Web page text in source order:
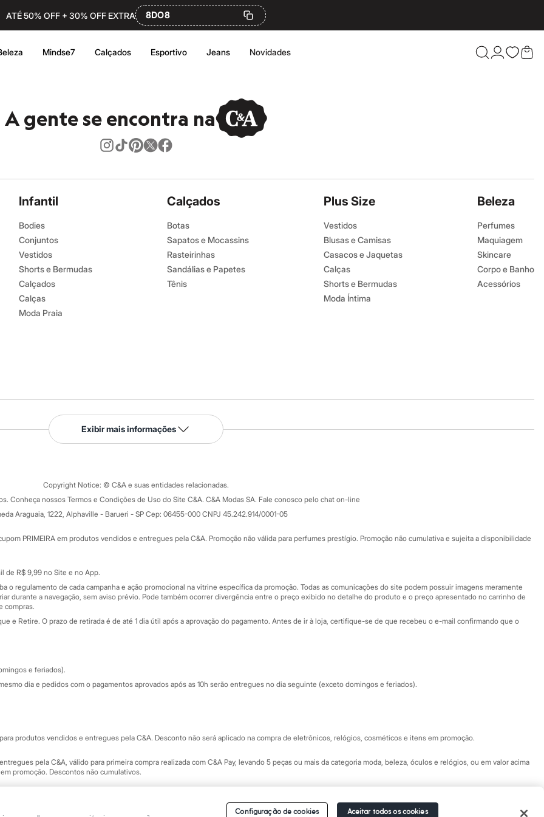
ATÉ 50% OFF + 30% OFF EXTRA 8DO8
Mindse7 Calçados Esportivo Jeans Novidades
Confira
A gente se encontra na
Infantil
Bodies
Conjuntos
Vestidos
Shorts e Bermudas
Calçados
Calças
Moda Praia
Calçados
Botas
Sapatos e Mocassins
Rasteirinhas
Sandálias e Papetes
Tênis
Plus Size
Vestidos
Blusas e Camisas
Casacos e Jaquetas
Calças
Shorts e Bermudas
Moda Íntima
Beleza
Perfumes
Maquiagem
Skincare
Corpo e Banho
Acessórios
Serviços
Tipos de serviços
Formas de pagamento
Todas as vantagens
Minha C&A
Cupons de desconto
Atendimento
Fale conosco
Central de ética
Eventos
Exibir mais informações
Copyright Notice: © C&A e suas entidades relacionadas.
Conheça nossos Termos e Condições de Uso do Site C&A. C&A Modas SA. Fale conosco pelo chat on-line
Araguaia, 1222, Alphaville - Barueri - SP Cep: 06455-000 CNPJ 45.242.914/0001-05
PRIMEIRA em produtos vendidos e entregues pela C&A. Promoção não válida para perfumes prestígio. Promoção não cumulativa e sujeita a disponibilidade
de R$ 9,99 no Site e no App.
o regulamento de cada campanha e ação promocional na vitrine específica da promoção. Todas as comunicações do site podem possuir imagens meramente
durante a navegação, sem aviso prévio. Pode também ocorrer divergência entre o preço exibido no detalhe do produto e o preço apresentado no carrinho de
compras.
e Retire. O prazo de retirada é de até 1 dia útil após a aprovação do pagamento. Antes de ir à loja, certifique-se de que recebeu o e-mail confirmando que o
e feriados).
dia e pedidos com o pagamentos aprovados após as 10h serão entregues no dia seguinte (exceto domingos e feriados).
produtos vendidos e entregues pela C&A. Desconto não será aplicado na compra de eletrônicos, relógios, cosméticos e itens em promoção.
pela C&A, válido para primeira compra realizada com C&A Pay, levando 5 peças ou mais da categoria moda, beleza, óculos e relógios, ou em valor acima
promoção. Descontos não cumulativos.
Configuração de cookies Aceitar todos os cookies